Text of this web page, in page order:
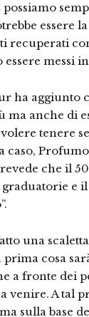
essere
recuperati
messi
ha aggiunto
ma anche di
tenere
caso,
che il
graduatorie e
una
prima cosa
a fronte dei
venire. A tal
sulla base